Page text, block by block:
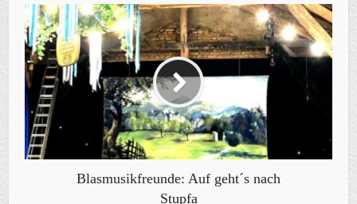
Blasmusikfreunde: Auf geht´s nach
Stupfa